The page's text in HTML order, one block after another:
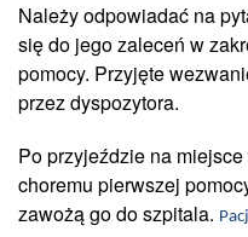
Należy odpowiadać na
się do jego zaleceń w
pomocy. Przyjęte
przez dyspozytora.
Po przyjeździe na
choremu pierwszej
zawożą go do szpitala.